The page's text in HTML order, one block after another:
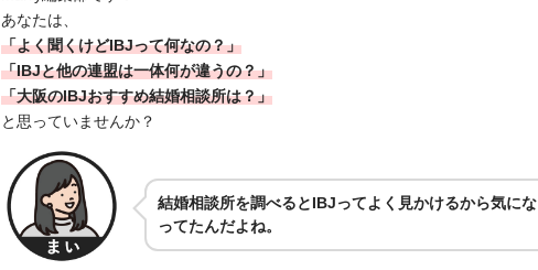
あなたは、
「よく聞くけどIBJって何なの？」
「IBJと他の連盟は一体何が違うの？」
「大阪のIBJおすすめ結婚相談所は？」
と思っていませんか？
結婚相談所を調べるとIBJってよく見かけるから気にな
ってたんだよね。